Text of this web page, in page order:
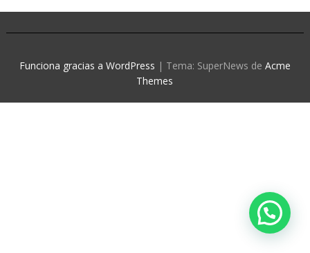
Funciona gracias a WordPress | Tema: SuperNews de Acme
Themes